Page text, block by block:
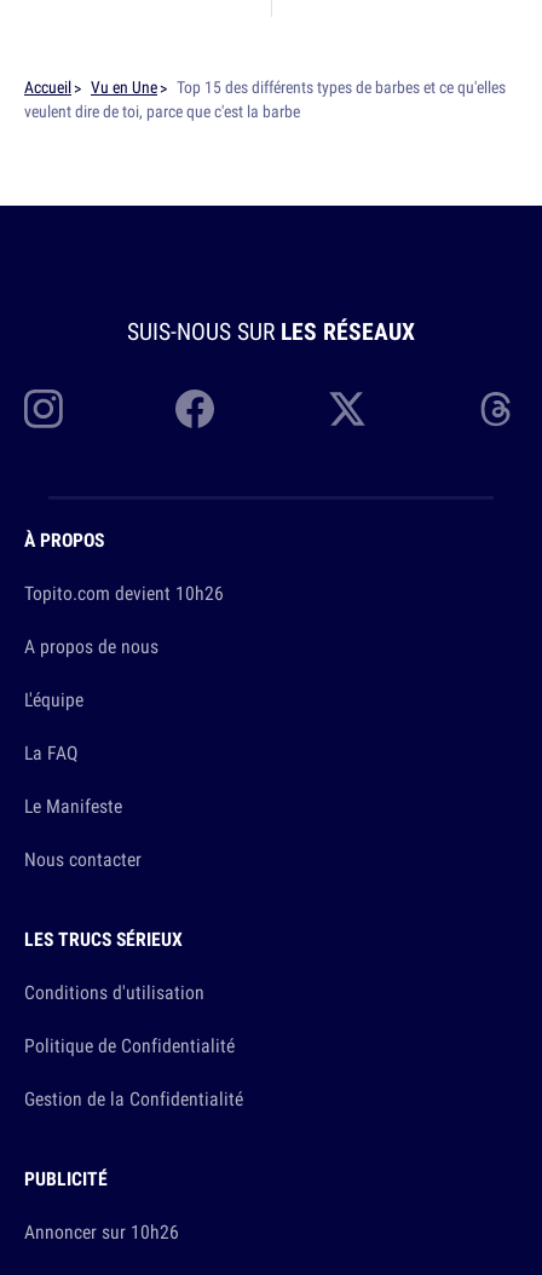
Accueil Vu en Une
Top 15 des différents types de barbes et ce qu'elles
veulent dire de toi, parce que c'est la barbe
SUIS-NOUS SUR LES RÉSEAUX
À PROPOS
Topito.com devient 10h26
A propos de nous
L'équipe
La FAQ
Le Manifeste
Nous contacter
LES TRUCS SÉRIEUX
Conditions d'utilisation
Politique de Confidentialité
Gestion de la Confidentialité
PUBLICITÉ
Annoncer sur 10h26